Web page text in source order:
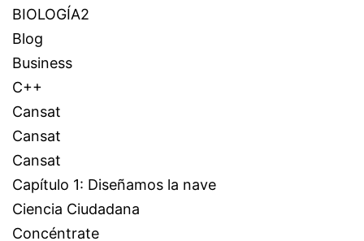
BIOLOGÍA2
Blog
Business
C++
Cansat
Cansat
Cansat
Capítulo 1: Diseñamos la nave
Ciencia Ciudadana
Concéntrate